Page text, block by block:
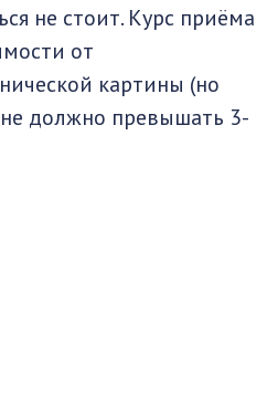
не стоит. Курс приёма
от
картины (но
должно превышать 3-